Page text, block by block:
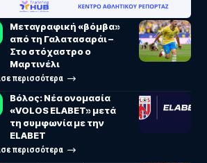
Μεταγραφική «βόμβα»
από τη Γαλατασαράι –
Στο στόχαστρο ο
Μαρτινέλι
περισσότερα
Βόλος: Νέα ονομασία
«VOLOS ELABET» μετά
τη συμφωνία με την
ELABET
περισσότερα